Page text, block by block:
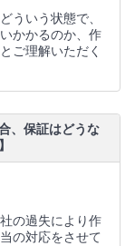
ういう状態で、
かかるのか、作
ご理解いただく
、保証はどうな
の過失により作
の対応をさせて